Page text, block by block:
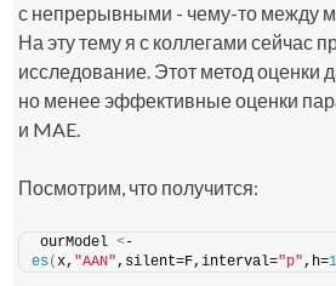
с непрерывными - чему-то между
На эту тему я с коллегами сейчас
исследование. Этот метод оценки
но менее эффективные оценки
и MAE.
Посмотрим, что получится:
ourModel <
es(x, "AAN",silent=F,interval="p",h=